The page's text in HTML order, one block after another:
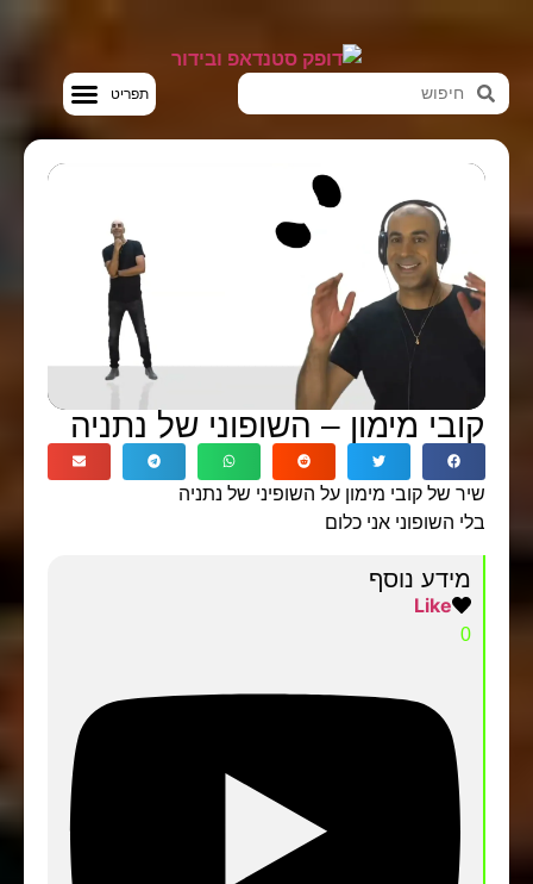
מימון – השופוני של נתניה
של קובי מימון על השופיני של נתניה
השופוני אני כלום
מידע נוסף